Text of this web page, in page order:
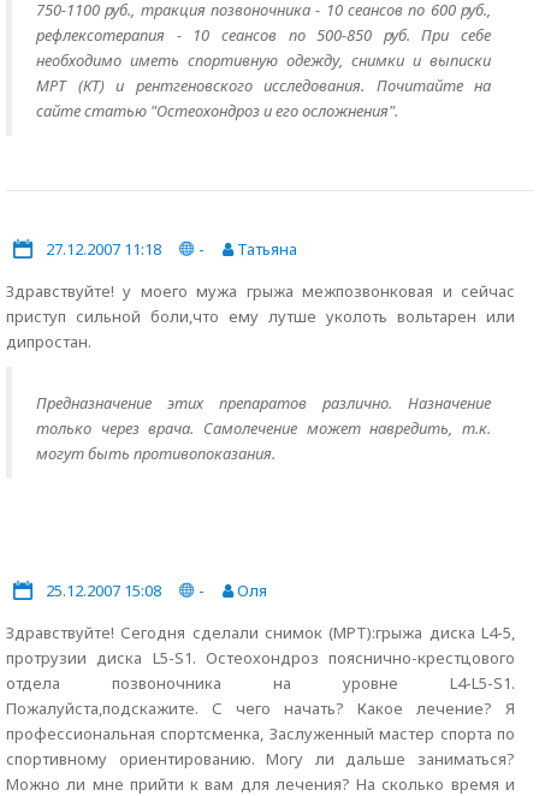
750-1100 руб., тракция позвоночника - 10 сеансов по 600 руб.,
рефлексотерапия - 10 сеансов по 500-850 руб. При себе
необходимо иметь спортивную одежду, снимки и выписки
МРТ (КТ) и рентгеновского исследования. Почитайте на
сайте статью "Остеохондроз и его осложнения".
27.12.2007 11:18 -
Татьяна
Здравствуйте! у моего мужа грыжа межпозвонковая и сейчас
приступ сильной боли,что ему лутше уколоть вольтарен или
дипростан.
Предназначение этих препаратов различно. Назначение
только через врача. Самолечение может навредить, т.к.
могут быть противопоказания.
25.12.2007 15:08 -
Оля
Здравствуйте! Сегодня сделали снимок (МРТ):грыжа диска L4-5,
протрузии диска L5-S1. Остеохондроз пояснично-крестцового
отдела позвоночника на уровне L4-L5-S1.
Пожалуйста,подскажите. С чего начать? Какое лечение? Я
профессиональная спортсменка, Заслуженный мастер спорта по
спортивному ориентированию. Могу ли дальше заниматься?
Можно ли мне прийти к вам для лечения? На сколько время и